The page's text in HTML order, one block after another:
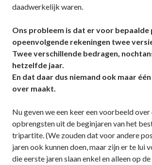
daadwerkelijk waren.
Ons probleem is dat er voor bepaalde
opeenvolgende rekeningen twee
Twee verschillende bedragen,
hetzelfde jaar.
En dat daar dus niemand ook maar
over maakt.
Nu geven we een keer een voorbeeld
opbrengsten uit de beginjaren van het
tripartite. (We zouden dat voor andere
jaren ook kunnen doen, maar zijn er te lui
die eerste jaren slaan enkel en alleen op de